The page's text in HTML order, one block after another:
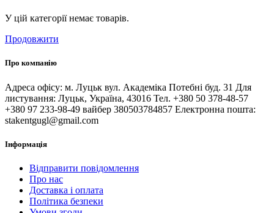
У цій категорії немає товарів.
Продовжити
Про компанію
Адреса офісу: м. Луцьк вул. Академіка Потебні буд. 31 Для
листування: Луцьк, Україна, 43016 Тел. +380 50 378-48-57
+380 97 233-98-49 вайбер 380503784857 Електронна пошта:
stakentgugl@gmail.com
Інформація
Відправити повідомлення
Про нас
Доставка і оплата
Політика безпеки